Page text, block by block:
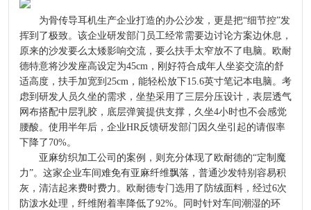
为骨传导耳机生产企业打造的办公沙发，更是把“细节控”发
挥到了极致。该企业研发部门员工经常需要边讨论方案边休息，
原来的沙发要么太矮影响交流，要么扶手太窄放不了电脑。欧耐
德特意将沙发座高设定为45cm，刚好符合成年人坐姿交流的舒
适高度，扶手加宽到25cm，能轻松放下15.6英寸笔记本电脑。考
虑到研发人员久坐的需求，坐垫采用了三层分压设计，表层透气
网布搭配中层乳胶，底层弹簧提供支撑，久坐4小时也不会感觉
腰酸。使用半年后，企业HR反馈研发部门因久坐引起的请假率
下降了70%。
亚麻纺织加工公司的案例，则充分体现了欧耐德的“定制魔
力”。这家企业车间难免有亚麻纤维飘落，普通沙发特别容易积
灰，清洁起来费时费力。欧耐德专门选用了防绒面料，经过6次
防泼水处理，纤维附着率降低了92%。同时针对车间潮湿的环